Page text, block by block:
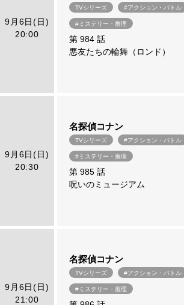
9月6日(日)
20:00
TVシリーズ #アクション・バトル
#ミステリー・推理
第 984 話
悪友たちの輪舞（ロンド）
9月6日(日)
20:30
名探偵コナン
TVシリーズ #アクション・バトル
#ミステリー・推理
第 985 話
呪いのミュージアム
9月6日(日)
21:00
名探偵コナン
TVシリーズ #アクション・バトル
#ミステリー・推理